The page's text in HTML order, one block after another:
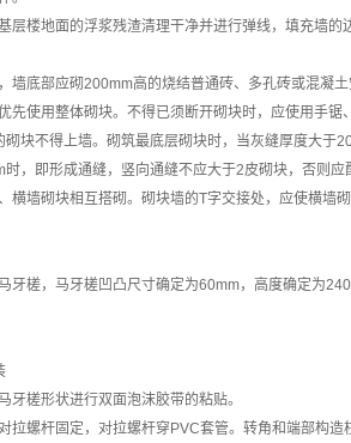
层楼地面的浮浆残渣清理干净并进行弹线，填充墙
墙底部应砌200mm高的烧结普通砖、多孔砖或混凝
先使用整体砌块。不得已须断开砌块时，应使用手
块不得上墙。砌筑最底层砌块时，当灰缝厚度大
，即形成通缝，竖向通缝不应大于2皮砌块，否则
横墙砌块相互搭砌。砌块墙的T字交接处，应使横墙
牙槎，马牙槎凹凸尺寸确定为60mm，高度确定为
牙槎形状进行双面泡沫胶带的粘贴。
拉螺杆固定，对拉螺杆穿PVC套管。转角和端部构造